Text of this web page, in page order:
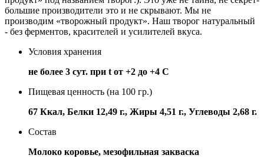
большие производители это и не скрывают. Мы не
производим «творожный продукт». Наш творог натуральный
- без ферментов, красителей и усилителей вкуса.
Условия хранения
не более 3 сут. при t от +2 до +4 С
Пищевая ценность (на 100 гр.)
67 Ккал, Белки 12,49 г., Жиры 4,51 г., Углеводы 2,68 г.
Состав
Молоко коровье, мезофильная закваска